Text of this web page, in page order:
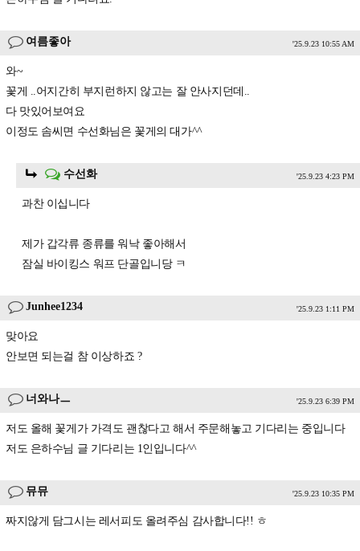
여름좋아 '25.9.23 10:55 AM
와~
꽃게 ..어지간히 부지런하지 않고는 잘 안사지던데..
다 맛있어보여요
이정도 솜씨면 수선화님은 꽃게의 대가^^
수선화 '25.9.23 4:23 PM
과찬 이십니다
제가 갑각류 종류를 워낙 좋아해서
잠실 바이킹스 워프 단골입니당 ㅋ
Junhee1234 '25.9.23 1:11 PM
맞아요
안보면 되는걸 참 이상하죠 ?
너와나ㅡ '25.9.23 6:39 PM
저도 올해 꽃게가 가격도 괜찮다고 해서 주문해놓고 기다리는 중입니다
저도 은하수님 글 기다리는 1인입니다^^
뮤뮤 '25.9.23 10:35 PM
짜지않게 담그시는 레서피도 올려주심 감사합니다!! ㅎ